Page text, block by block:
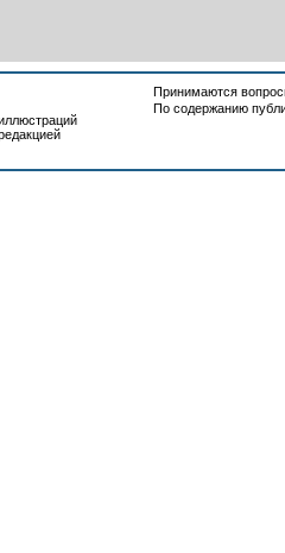
Принимаются
По содержанию